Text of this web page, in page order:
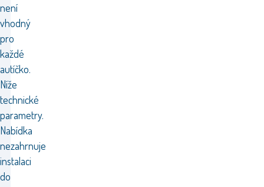
není
vhodný
pro
každé
autíčko.
Níže
technické
parametry.
Nabídka
nezahrnuje
instalaci
do